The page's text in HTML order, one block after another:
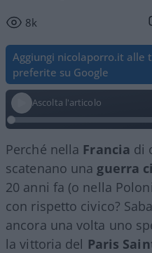
8k
Aggiungi nicolaporro.it alle
preferite su Google
Ascolta l'articolo
Perché nella Francia di
scatenano una guerra
20 anni fa (o nella
con rispetto civico?
ancora una volta uno
la vittoria del Paris